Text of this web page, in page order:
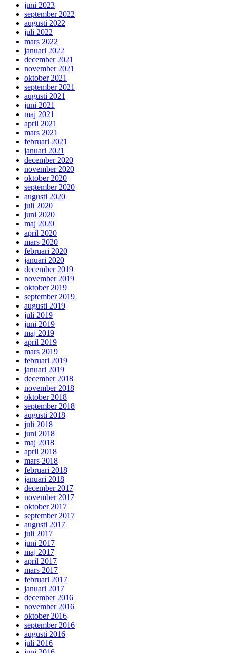
juni 2023
september 2022
augusti 2022
juli 2022
mars 2022
januari 2022
december 2021
november 2021
oktober 2021
september 2021
augusti 2021
juni 2021
maj 2021
april 2021
mars 2021
februari 2021
januari 2021
december 2020
november 2020
oktober 2020
september 2020
augusti 2020
juli 2020
juni 2020
maj 2020
april 2020
mars 2020
februari 2020
januari 2020
december 2019
november 2019
oktober 2019
september 2019
augusti 2019
juli 2019
juni 2019
maj 2019
april 2019
mars 2019
februari 2019
januari 2019
december 2018
november 2018
oktober 2018
september 2018
augusti 2018
juli 2018
juni 2018
maj 2018
april 2018
mars 2018
februari 2018
januari 2018
december 2017
november 2017
oktober 2017
september 2017
augusti 2017
juli 2017
juni 2017
maj 2017
april 2017
mars 2017
februari 2017
januari 2017
december 2016
november 2016
oktober 2016
september 2016
augusti 2016
juli 2016